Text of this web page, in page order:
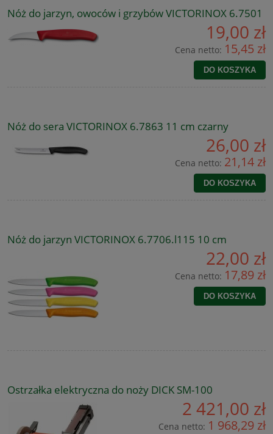
Nóż do jarzyn, owoców i grzybów VICTORINOX 6.7501
19,00 zł
Cena netto: 15,45 zł
DO KOSZYKA
Nóż do sera VICTORINOX 6.7863 11 cm czarny
26,00 zł
Cena netto: 21,14 zł
DO KOSZYKA
Nóż do jarzyn VICTORINOX 6.7706.l115 10 cm
22,00 zł
Cena netto: 17,89 zł
DO KOSZYKA
Ostrzałka elektryczna do noży DICK SM-100
2 421,00 zł
Cena netto: 1 968,29 zł